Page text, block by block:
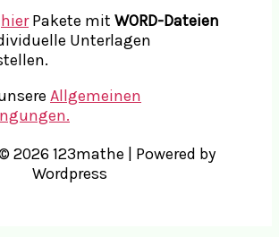
hierPakete mit WORD-Dateien
Unterlagen
Allgemeinen
2026 123mathe | Powered by
Wordpress